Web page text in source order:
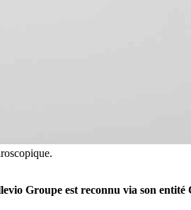
Groupe est reconnu via son